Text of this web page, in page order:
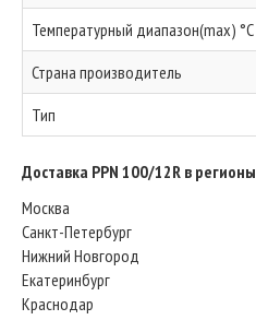
Температурный диапазон(max) °C
Страна производитель
Тип
Доставка PPN 100/12R в регионы
Москва
Санкт-Петербург
Нижний Новгород
Екатеринбург
Краснодар